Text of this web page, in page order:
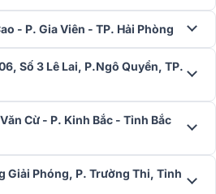
- P. Gia Viên - TP. Hải Phòng
Số 3 Lê Lai, P.Ngô Quyền, TP.
Cừ - P. Kinh Bắc - Tỉnh Bắc
Giải Phóng, P. Trường Thi, Tỉnh